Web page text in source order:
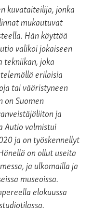
kuvataiteilija, jonka
mukautuvat
Hän käyttää
valikoi jokaiseen
tekniikan, joka
erilaisia
tai vääristyneen
on Suomen
ja
Autio valmistui
ja on työskennellyt
on ollut useita
ja ulkomailla ja
museoissa.
elokuussa